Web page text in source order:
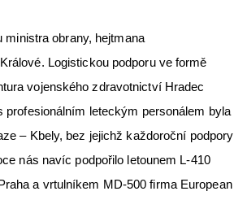
obrany, hejtmana
Logistickou podporu ve formě
vojenského zdravotnictví Hradec
profesionálním leteckým personálem byla
– Kbely, bez jejichž každoroční podpory
nás navíc podpořilo letounem L-410
a vrtulníkem MD-500 firma European